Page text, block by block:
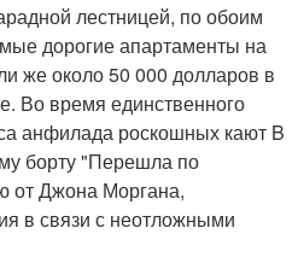
лестницей, по обоим
дорогие апартаменты на
же около 50 000 долларов в
Во время единственного
анфилада роскошных кают B
борту "Перешла по
от Джона Моргана,
в связи с неотложными